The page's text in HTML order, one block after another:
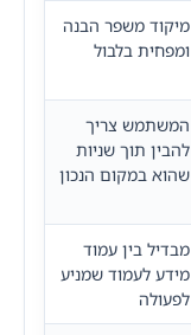
מיקוד משפר הבנה
ומפחית בלבול
המשתמש צריך
להבין תוך שניות
שהוא במקום הנכון
מבדיל בין עמוד
מידע לעמוד שמניע
לפעולה